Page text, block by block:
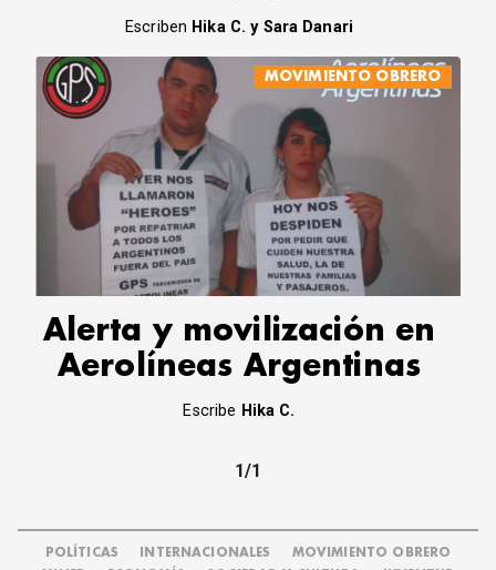
Escriben Hika C. y Sara Danari
MOVIMIENTO OBRERO
Alerta y movilización en
Aerolíneas Argentinas
Escribe Hika C.
1/1
POLÍTICAS INTERNACIONALES
MOVIMIENTO OBRERO